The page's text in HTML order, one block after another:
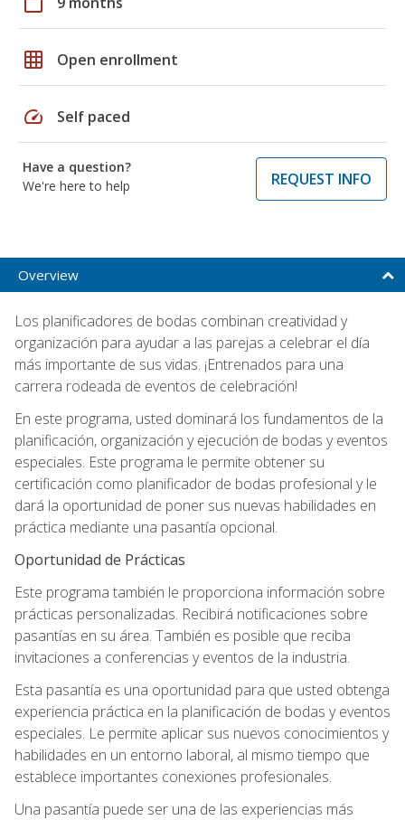
grid_on Open enrollment
speed Self paced
Have a question?
We're here to help
REQUEST INFO
Overview
Los planificadores de bodas combinan creatividad y
organización para ayudar a las parejas a celebrar el día
más importante de sus vidas. ¡Entrenados para una
carrera rodeada de eventos de celebración!
En este programa, usted dominará los fundamentos de la
planificación, organización y ejecución de bodas y eventos
especiales. Este programa le permite obtener su
certificación como planificador de bodas profesional y le
dará la oportunidad de poner sus nuevas habilidades en
práctica mediante una pasantía opcional.
Oportunidad de Prácticas
Este programa también le proporciona información sobre
prácticas personalizadas. Recibirá notificaciones sobre
pasantías en su área. También es posible que reciba
invitaciones a conferencias y eventos de la industria.
Esta pasantía es una oportunidad para que usted obtenga
experiencia práctica en la planificación de bodas y eventos
especiales. Le permite aplicar sus nuevos conocimientos y
habilidades en un entorno laboral, al mismo tiempo que
establece importantes conexiones profesionales.
Una pasantía puede ser una de las experiencias más